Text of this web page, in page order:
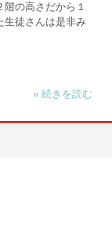
の高さだから１
生徒さんは是非み
» 続きを読む